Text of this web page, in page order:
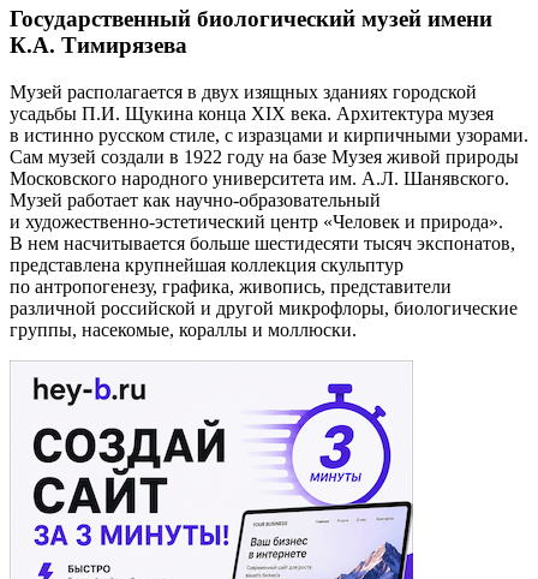
Государственный биологический музей имени
К.А. Тимирязева
Музей располагается в двух изящных зданиях городской
усадьбы П.И. Щукина конца XIX века. Архитектура музея
в истинно русском стиле, с изразцами и кирпичными узорами.
Сам музей создали в 1922 году на базе Музея живой природы
Московского народного университета им. А.Л. Шанявского.
Музей работает как научно-образовательный
и художественно-эстетический центр «Человек и природа».
В нем насчитывается больше шестидесяти тысяч экспонатов,
представлена крупнейшая коллекция скульптур
по антропогенезу, графика, живопись, представители
различной российской и другой микрофлоры, биологические
группы, насекомые, кораллы и моллюски.